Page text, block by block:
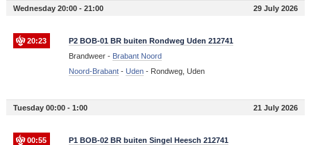
Wednesday 20:00 - 21:00 29 July 2026
20:23
P2 BOB-01 BR buiten Rondweg Uden 212741
Brandweer - Brabant Noord
Noord-Brabant- Uden- Rondweg, Uden
Tuesday 00:00 - 1:00 21 July 2026
00:55
P1 BOB-02 BR buiten Singel Heesch 212741